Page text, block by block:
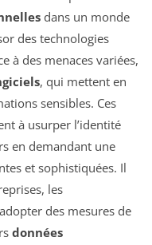
dans un monde
des technologies
à des menaces variées,
, qui mettent en
sensibles. Ces
à usurper l’identité
en demandant une
et sophistiquées. Il
les
des mesures de
données